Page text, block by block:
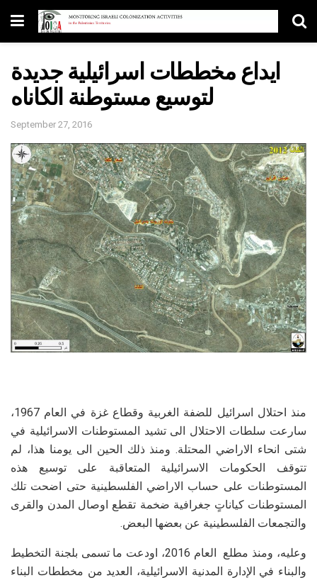
ايداع مخططات اسرائيلية جديدة
لتوسيع مستوطنة الكاناه
September 27, 2016
منذ احتلال اسرائيل للضفة الغربية وقطاع غزة في العام 1967،
سارعت سلطات الاحتلال الى تشيد المستوطنات الاسرائيلية في
شتى انحاء الاراضي المحتلة. ومنذ ذلك الحين الى يومنا هذا، لم
تتوقف الحكومات الاسرائيلية المتعاقبة على توسيع هذه
المستوطنات على حساب الاراضي الفلسطينية حتى اضحت تلك
المستوطنات كياناتٍ جغرافية ضخمة تقطع اوصال المدن والقرى
والتجمعات الفلسطينية عن بعضها البعض.
وعليه، ومنذ مطلع العام 2016، اودعت ما تسمى بلجنة التخطيط
والبناء في الإدارة المدنية الاسرائيلية، العديد من مخططات البناء